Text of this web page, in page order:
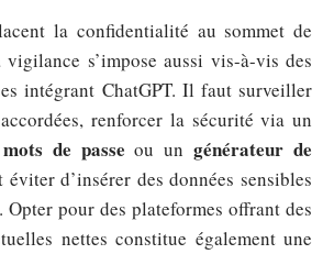
la confidentialité au sommet de
s’impose aussi vis-à-vis des
intégrant ChatGPT. Il faut surveiller
renforcer la sécurité via un
de passe ou ungénérateur de
éviter d’insérer des données sensibles
Opter pour des plateformes offrant des
nettes constitue également une